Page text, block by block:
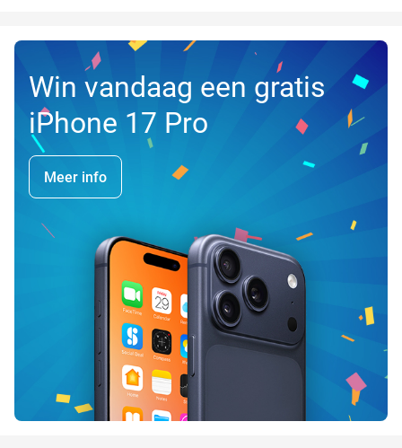
Win vandaag een gratis
iPhone 17 Pro
Meer info